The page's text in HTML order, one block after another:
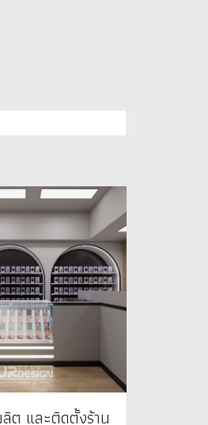
ต และติดตั้งร้าน